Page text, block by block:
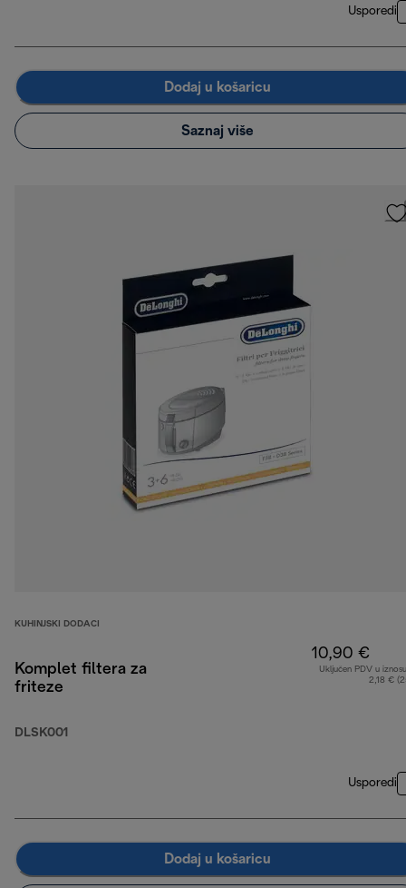
Usporedi
Dodaj u košaricu
Saznaj više
KUHINJSKI DODACI
Komplet filtera za
friteze
DLSK001
10,90 €
Uključen PDV u
2,18 €
Usporedi
Dodaj u košaricu